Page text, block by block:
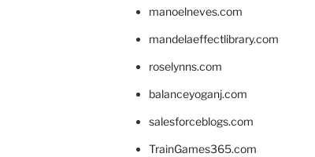
manoelneves.com
mandelaeffectlibrary.com
roselynns.com
balanceyoganj.com
salesforceblogs.com
TrainGames365.com